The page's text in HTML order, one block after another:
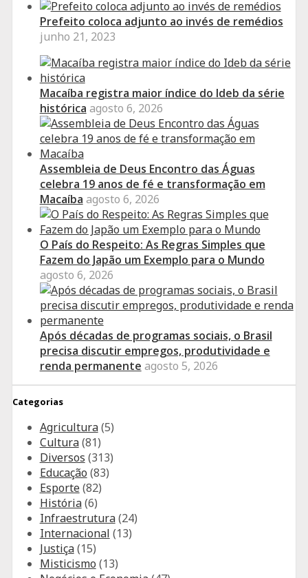
Prefeito coloca adjunto ao invés de remédios
junho 21, 2023
Macaíba registra maior índice do Ideb da série
histórica agosto 6, 2026
Assembleia de Deus Encontro das Águas
celebra 19 anos de fé e transformação em
Macaíba agosto 6, 2026
O País do Respeito: As Regras Simples que
Fazem do Japão um Exemplo para o Mundo
agosto 6, 2026
Após décadas de programas sociais, o Brasil
precisa discutir empregos, produtividade e
renda permanente agosto 5, 2026
Categorias
Agricultura(5)
Cultura(81)
Diversos (313)
Educação (83)
Esporte(82)
História(6)
Infraestrutura(24)
Internacional (13)
Justiça(15)
Misticismo (13)